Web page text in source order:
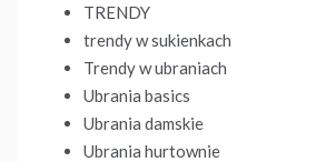
TRENDY
trendy w sukienkach
Trendy w ubraniach
Ubrania basics
Ubrania damskie
Ubrania hurtownie